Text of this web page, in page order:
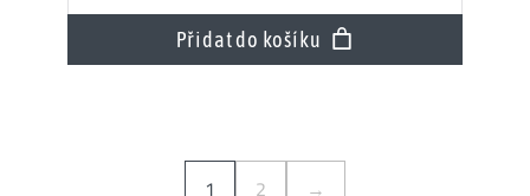
Přidat do košíku
1 2 →